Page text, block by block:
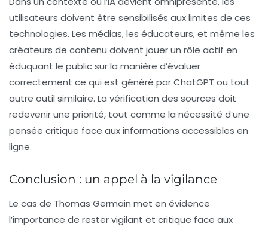
utilisateurs doivent être sensibilisés aux limites de ces
technologies. Les médias, les éducateurs, et même les
créateurs de contenu doivent jouer un rôle actif en
éduquant le public sur la manière d’évaluer
correctement ce qui est généré par ChatGPT ou tout
autre outil similaire. La vérification des sources doit
redevenir une priorité, tout comme la nécessité d’une
pensée critique face aux informations accessibles en
ligne.
Conclusion : un appel à la vigilance
Le cas de Thomas Germain met en évidence
l’importance de rester vigilant et critique face aux